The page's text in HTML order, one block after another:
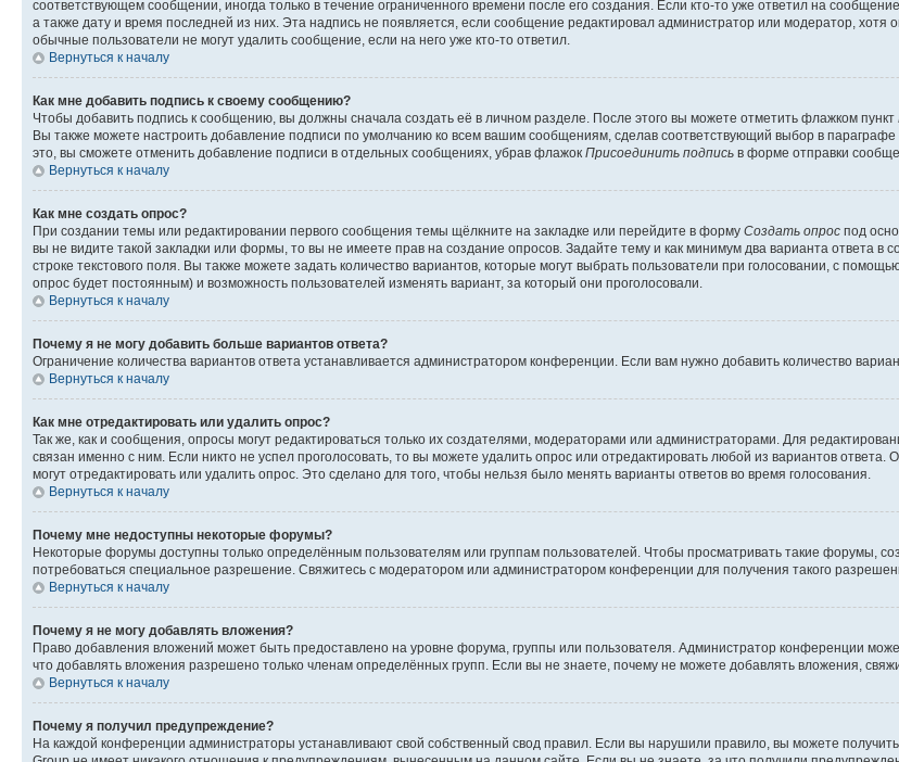
соответствующем сообщении, иногда только в течение ограниченного времени после его создания. Если кто-то уже ответил на
а также дату и время последней из них. Эта надпись не появляется, если сообщение редактировал администратор или модератор,
обычные пользователи не могут удалить сообщение, если на него уже кто-то ответил.
Вернуться к началу
Как мне добавить подпись к своему сообщению?
Чтобы добавить подпись к сообщению, вы должны сначала создать её в личном разделе. После этого вы можете отметить флажком пункт
Вы также можете настроить добавление подписи по умолчанию ко всем вашим сообщениям, сделав соответствующий выбор в
это, вы сможете отменить добавление подписи в отдельных сообщениях, убрав флажок Присоединить подпись в форме отправки
Вернуться к началу
Как мне создать опрос?
При создании темы или редактировании первого сообщения темы щёлкните на закладке или перейдите в форму Создать опрос под
вы не видите такой закладки или формы, то вы не имеете прав на создание опросов. Задайте тему и как минимум два варианта ответа в
строке текстового поля. Вы также можете задать количество вариантов, которые могут выбрать пользователи при голосовании, с
опрос будет постоянным) и возможность пользователей изменять вариант, за который они проголосовали.
Вернуться к началу
Почему я не могу добавить больше вариантов ответа?
Ограничение количества вариантов ответа устанавливается администратором конференции. Если вам нужно добавить количество
Вернуться к началу
Как мне отредактировать или удалить опрос?
Так же, как и сообщения, опросы могут редактироваться только их создателями, модераторами или администраторами. Для
связан именно с ним. Если никто не успел проголосовать, то вы можете удалить опрос или отредактировать любой из вариантов
могут отредактировать или удалить опрос. Это сделано для того, чтобы нельзя было менять варианты ответов во время голосования.
Вернуться к началу
Почему мне недоступны некоторые форумы?
Некоторые форумы доступны только определённым пользователям или группам пользователей. Чтобы просматривать такие форумы,
потребоваться специальное разрешение. Свяжитесь с модератором или администратором конференции для получения такого
Вернуться к началу
Почему я не могу добавлять вложения?
Право добавления вложений может быть предоставлено на уровне форума, группы или пользователя. Администратор конференции
что добавлять вложения разрешено только членам определённых групп. Если вы не знаете, почему не можете добавлять вложения,
Вернуться к началу
Почему я получил предупреждение?
На каждой конференции администраторы устанавливают свой собственный свод правил. Если вы нарушили правило, вы можете